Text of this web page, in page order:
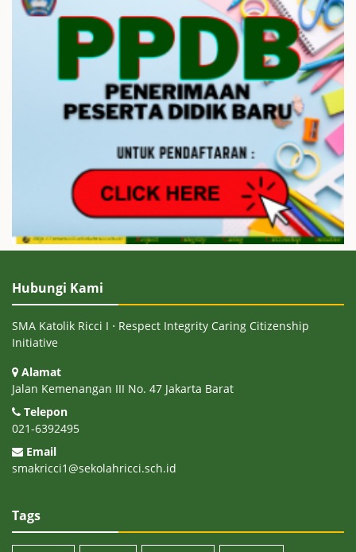
Hubungi Kami
SMA Katolik Ricci I ⋅ Respect Integrity Caring Citizenship
Initiative
Alamat
Jalan Kemenangan III No. 47 Jakarta Barat
Telepon
021-6392495
Email
smakricci1@sekolahricci.sch.id
Tags